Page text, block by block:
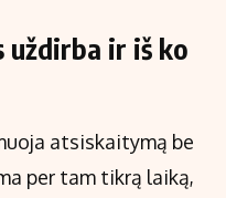
uždirba ir iš ko
atsiskaitymą be
per tam tikrą laiką,